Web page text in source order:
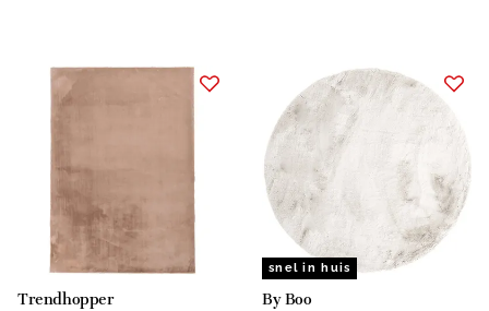
Trendhopper
snel in huis
By Boo